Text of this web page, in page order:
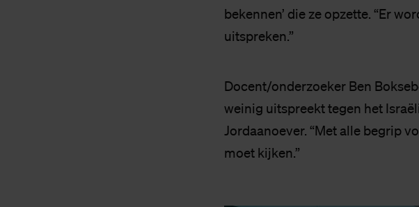
bekennen’ die ze opzette. “Er
uitspreken.”
Docent/onderzoeker Ben
weinig uitspreekt tegen het
Jordaanoever. “Met alle begrip
moet kijken.”